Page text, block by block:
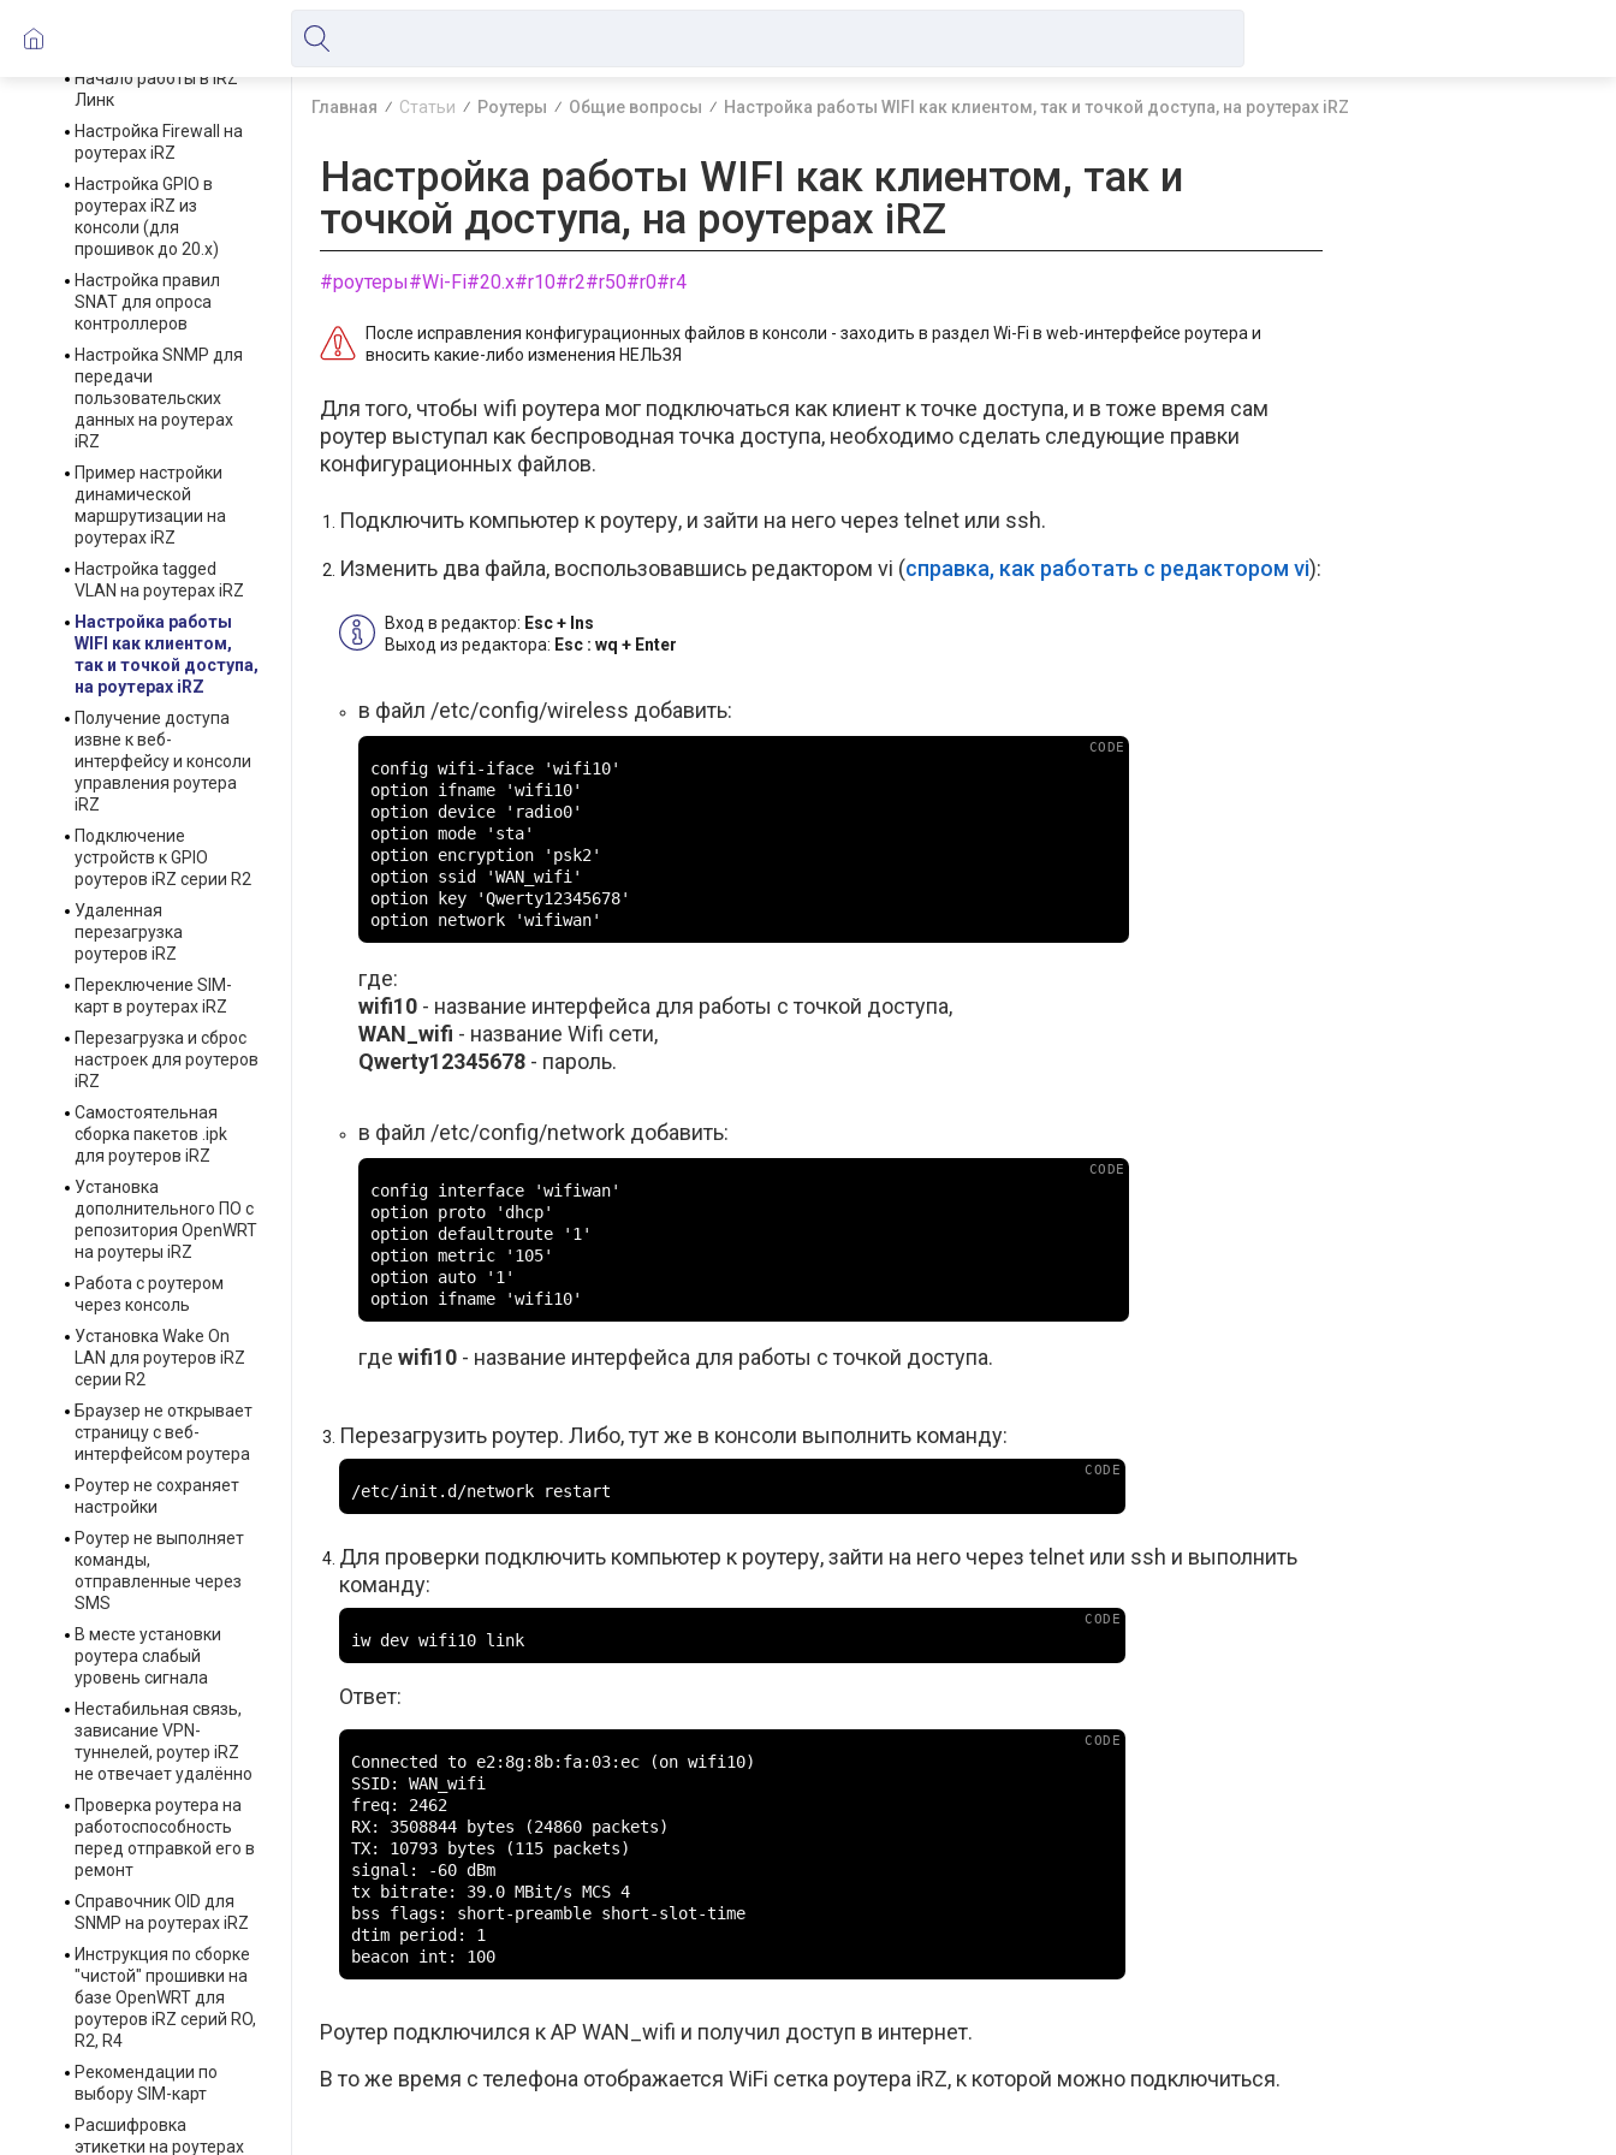
Начало работы в iRZ
Линк
Настройка Firewall на
роутерах iRZ
Настройка GPIO в
роутерах iRZ из
консоли (для
прошивок до 20.х)
Настройка правил
SNAT для опроса
контроллеров
Настройка SNMP для
передачи
пользовательских
данных на роутерах
iRZ
Пример настройки
динамической
маршрутизации на
роутерах iRZ
Настройка tagged
VLAN на роутерах iRZ
Настройка работы
WIFI как клиентом,
так и точкой доступа,
на роутерах iRZ
Получение доступа
извне к веб-
интерфейсу и консоли
управления роутера
iRZ
Подключение
устройств к GPIO
роутеров iRZ серии R2
Удаленная
перезагрузка
роутеров iRZ
Переключение SIM-
карт в роутерах iRZ
Перезагрузка и сброс
настроек для роутеров
iRZ
Самостоятельная
сборка пакетов .ipk
для роутеров iRZ
Установка
дополнительного ПО с
репозитория OpenWRT
на роутеры iRZ
Работа с роутером
через консоль
Установка Wake On
LAN для роутеров iRZ
серии R2
Браузер не открывает
страницу с веб-
интерфейсом роутера
Роутер не сохраняет
настройки
Роутер не выполняет
команды,
отправленные через
SMS
В месте установки
роутера слабый
уровень сигнала
Нестабильная связь,
зависание VPN-
туннелей, роутер iRZ
не отвечает удалённо
Проверка роутера на
работоспособность
перед отправкой его в
ремонт
Справочник OID для
SNMP на роутерах iRZ
Инструкция по сборке
"чистой" прошивки на
базе OpenWRT для
роутеров iRZ серий RO,
R2, R4
Рекомендации по
выбору SIM-карт
Расшифровка
этикетки на роутерах
Главная Статьи Роутеры Общие вопросы Настройка работы WIFI как клиентом, так и точкой доступа, на роутерах iRZ
Настройка работы WIFI как клиентом, так и
точкой доступа, на роутерах iRZ
#роутеры#Wi-Fi#20.x#r10#r2#r50#r0#r4
После исправления конфигурационных файлов в консоли - заходить в раздел Wi-Fi в web-интерфейсе роутера и
вносить какие-либо изменения НЕЛЬЗЯ
Для того, чтобы wifi роутера мог подключаться как клиент к точке доступа, и в тоже время сам
роутер выступал как беспроводная точка доступа, необходимо сделать следующие правки
конфигурационных файлов.
Подключить компьютер к роутеру, и зайти на него через telnet или ssh.
Изменить два файла, воспользовавшись редактором vi (справка, как работать с редактором vi):
Вход в редактор: Esc + Ins
Выход из редактора: Esc : wq + Enter
в файл /etc/config/wireless добавить:
config wifi-iface 'wifi10'
option ifname 'wifi10'
option device 'radio0'
option mode 'sta'
option encryption 'psk2'
option ssid 'WAN_wifi'
option key 'Qwerty12345678'
option network 'wifiwan'
где:
wifi10- название интерфейса для работы с точкой доступа,
WAN_wifi - название Wifi сети,
Qwerty12345678- пароль.
в файл /etc/config/network добавить:
config interface 'wifiwan'
option proto 'dhcp'
option defaultroute '1'
option metric '105'
option auto '1'
option ifname 'wifi10'
где wifi10- название интерфейса для работы с точкой доступа.
Перезагрузить роутер. Либо, тут же в консоли выполнить команду:
/etc/init.d/network restart
Для проверки подключить компьютер к роутеру, зайти на него через telnet или ssh и выполнить
команду:
iw dev wifi10 link
Ответ:
Connected to e2:8g:8b:fa:03:ec (on wifi10)
SSID: WAN_wifi
freq: 2462
RX: 3508844 bytes (24860 packets)
TX: 10793 bytes (115 packets)
signal: -60 dBm
tx bitrate: 39.0 MBit/s MCS 4
bss flags: short-preamble short-slot-time
dtim period: 1
beacon int: 100
Роутер подключился к AP WAN_wifi и получил доступ в интернет.
В то же время с телефона отображается WiFi сетка роутера iRZ, к которой можно подключиться.